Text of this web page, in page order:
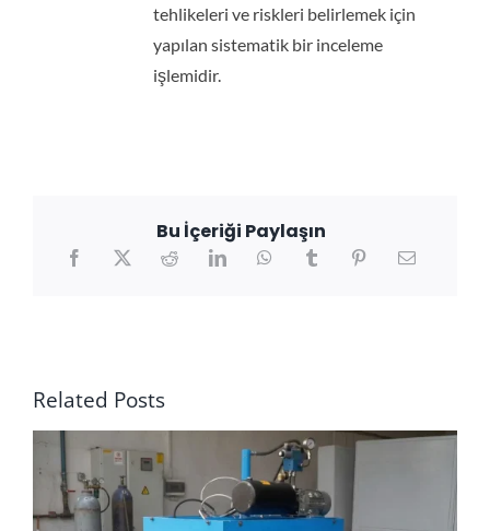
tehlikeleri ve riskleri belirlemek için
yapılan sistematik bir inceleme
işlemidir.
Bu İçeriği Paylaşın
Related Posts